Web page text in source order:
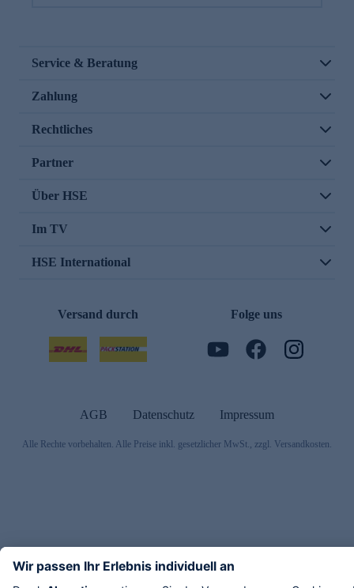
Service & Beratung
Zahlung
Rechtliches
Partner
Über HSE
Im TV
HSE International
Versand durch Folge uns
AGB Datenschutz Impressum
Alle Rechte vorbehalten. Alle Preise inkl. gesetzlicher MwSt., zzgl. Versandkosten.